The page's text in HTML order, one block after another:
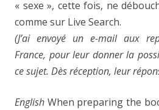
« sexe », cette fois, ne
comme sur Live Search.
(J’ai envoyé un e-mail aux
France, pour leur donner la
ce sujet. Dès réception, leur
English When preparing the